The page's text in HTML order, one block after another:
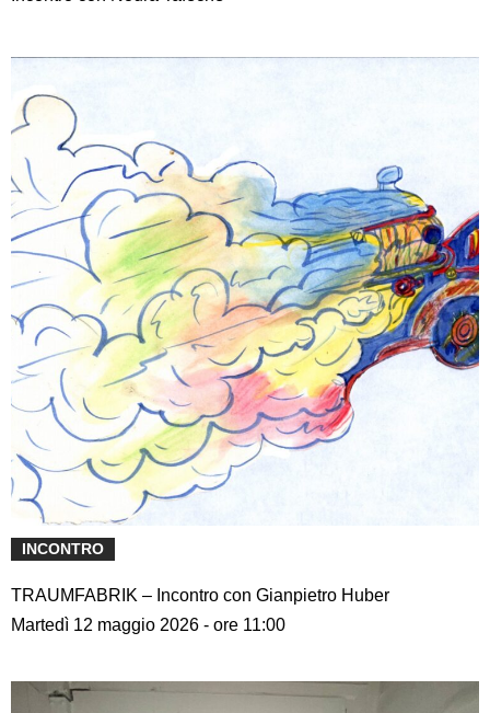
INCONTRO
TRAUMFABRIK – Incontro con Gianpietro Huber
Martedì 12 maggio 2026 - ore 11:00